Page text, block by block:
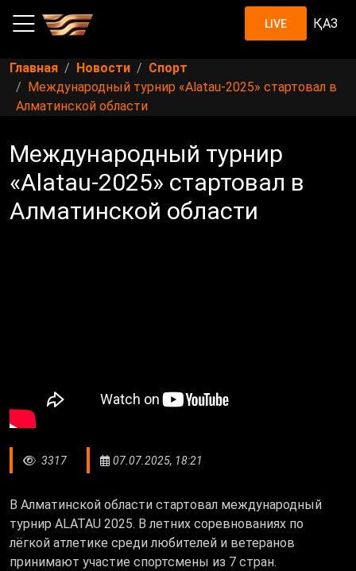
LIVE ҚАЗ
Главная Новости
Спорт
Международный турнир «Alatau-2025» стартовал в
Алматинской области
Международный турнир
«Alatau-2025» стартовал в
Алматинской области
3317 07.07.2025, 18:21
В Алматинской области стартовал международный
турнир ALATAU 2025. В летних соревнованиях по
лёгкой атлетике среди любителей и ветеранов
принимают участие спортсмены из 7 стран.